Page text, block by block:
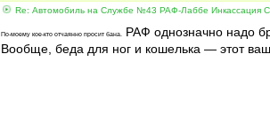
Re: Автомобиль на Службе №43 РАФ-Лаббе Инкассация
По-моему кое-кто отчаянно просит бана.
РАФ однозначно надо
Вообще, беда для ног и кошелька — этот